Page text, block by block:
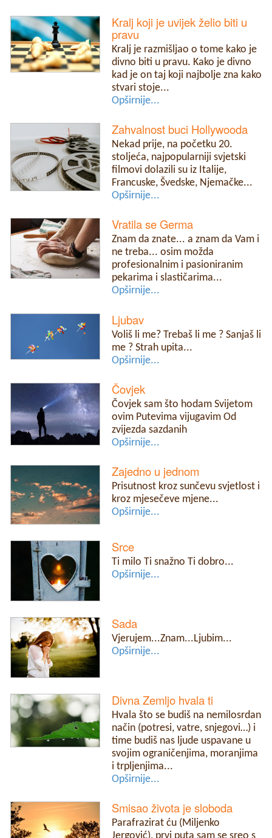
Kralj koji je uvijek želio biti u
pravu
Kralj je razmišljao o tome kako je
divno biti u pravu. Kako je divno
kad je on taj koji najbolje zna kako
stvari stoje...
Opširnije...
Zahvalnost buci Hollywooda
Nekad prije, na početku 20.
stoljeća, najpopularniji svjetski
filmovi dolazili su iz Italije,
Francuske, Švedske, Njemačke...
Opširnije...
Vratila se Germa
Znam da znate... a znam da Vam i
ne treba... osim možda
profesionalnim i pasioniranim
pekarima i slastičarima...
Opširnije...
Ljubav
Voliš li me? Trebaš li me ? Sanjaš li
me ? Strah upita...
Opširnije...
Čovjek
Čovjek sam što hodam Svijetom
ovim Putevima vijugavim Od
zvijezda sazdanih
Opširnije...
Zajedno u jednom
Prisutnost kroz sunčevu svjetlost i
kroz mjesečeve mjene...
Opširnije...
Srce
Ti milo Ti snažno Ti dobro...
Opširnije...
Sada
Vjerujem...Znam...Ljubim...
Opširnije...
Divna Zemljo hvala ti
Hvala što se budiš na nemilosrdan
način (potresi, vatre, snjegovi…) i
time budiš nas ljude uspavane u
svojim ograničenjima, moranjima
i trpljenjima...
Opširnije...
Smisao života je sloboda
Parafrazirat ću (Miljenko